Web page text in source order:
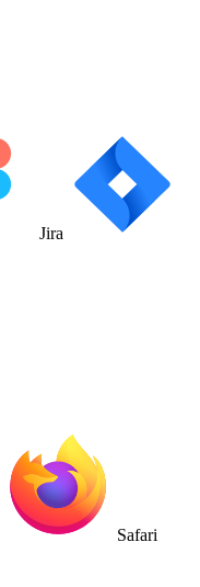
Jira
Safari